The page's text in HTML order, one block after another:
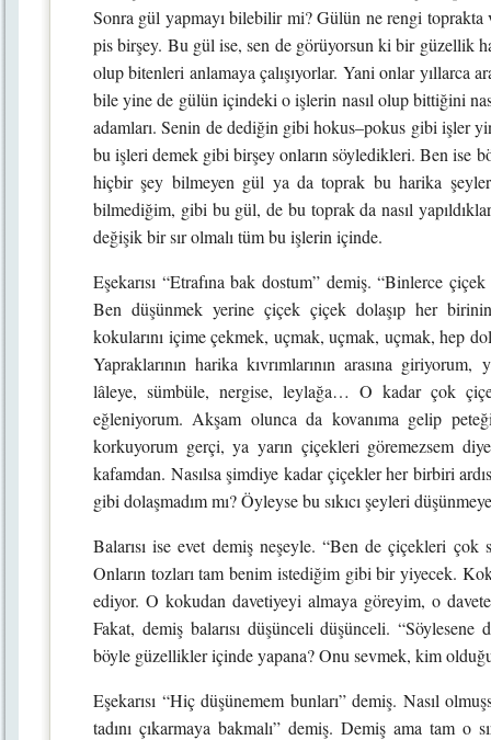
Sonra gül yapmayı bilebilir mi? Gülün ne rengi
pis birşey. Bu gül ise, sen de görüyorsun ki bir güzellik
olup bitenleri anlamaya çalışıyorlar. Yani onlar yıllarca
bile yine de gülün içindeki o işlerin nasıl olup bittiğini
adamları. Senin de dediğin gibi hokus–pokus gibi işler
bu işleri demek gibi birşey onların söyledikleri. Ben ise
hiçbir şey bilmeyen gül ya da toprak bu harika
bilmediğim, gibi bu gül, de bu toprak da nasıl
değişik bir sır olmalı tüm bu işlerin içinde.
Eşekarısı “Etrafına bak dostum” demiş. “Binlerce
Ben düşünmek yerine çiçek çiçek dolaşıp her
kokularını içime çekmek, uçmak, uçmak, uçmak, hep
Yapraklarının harika kıvrımlarının arasına giriyorum,
lâleye, sümbüle, nergise, leylağa… O kadar çok
eğleniyorum. Akşam olunca da kovanıma gelip
korkuyorum gerçi, ya yarın çiçekleri göremezsem
kafamdan. Nasılsa şimdiye kadar çiçekler her birbiri
gibi dolaşmadım mı? Öyleyse bu sıkıcı şeyleri
Balarısı ise evet demiş neşeyle. “Ben de çiçekleri
Onların tozları tam benim istediğim gibi bir yiyecek.
ediyor. O kokudan davetiyeyi almaya göreyim, o
Fakat, demiş balarısı düşünceli düşünceli.
böyle güzellikler içinde yapana? Onu sevmek, kim
Eşekarısı “Hiç düşünemem bunları” demiş. Nasıl
tadını çıkarmaya bakmalı” demiş. Demiş ama tam o